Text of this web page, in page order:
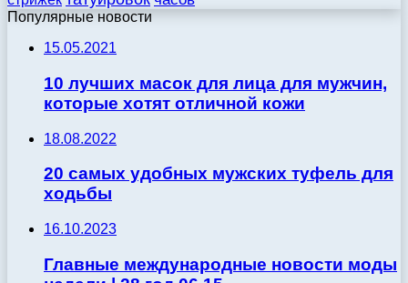
Популярные новости
15.05.2021
10 лучших масок для лица для мужчин,
которые хотят отличной кожи
18.08.2022
20 самых удобных мужских туфель для
ходьбы
16.10.2023
Главные международные новости моды